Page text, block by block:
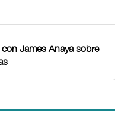
James Anaya sobre